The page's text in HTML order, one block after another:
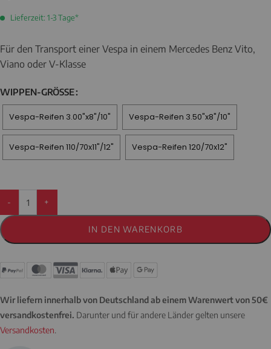
Lieferzeit: 1-3 Tage*
Für den Transport einer Vespa in einem Mercedes Benz Vito,
Viano oder V-Klasse
WIPPEN-GRÖSSE
Vespa-Reifen 3.00"x8"/10" Vespa-Reifen 3.50"x8"/10"
Vespa-Reifen 110/70x11"/12" Vespa-Reifen 120/70x12"
- +
IN DEN WARENKORB
Wir liefern innerhalb von Deutschland ab einem Warenwert von 50€
versandkostenfrei. Darunter und für andere Länder gelten unsere
Versandkosten.